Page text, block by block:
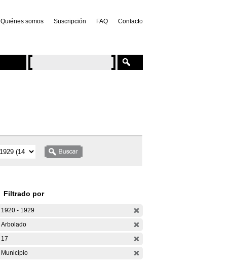
Quiénes somos Suscripción FAQ Contacto
Filtrado por
1920 - 1929
Arbolado
17
Municipio